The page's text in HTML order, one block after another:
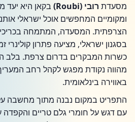
מסעדת רובי (Roubi)
בקאן היא יעד
ומקומיים המחפשים אוכל ישראלי
הצרפתית. המסעדה, המתמחה
בסגנון ישראלי, מציעה פתרון קולינרי
כשרות המבקרים בדרום צרפת. בלב
מהווה נקודת מפגש לקהל רחב
באווירה בינלאומית.
התפריט במקום נבנה מתוך מחשבה על
עם דגש על חומרי גלם טריים והקפדה